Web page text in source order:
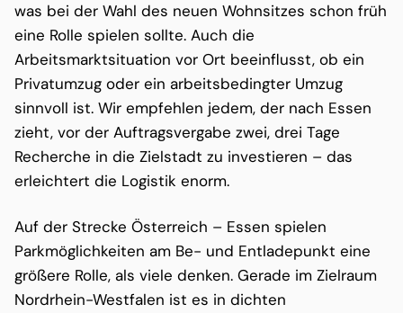
was bei der Wahl des neuen Wohnsitzes schon früh
eine Rolle spielen sollte. Auch die
Arbeitsmarktsituation vor Ort beeinflusst, ob ein
Privatumzug oder ein arbeitsbedingter Umzug
sinnvoll ist. Wir empfehlen jedem, der nach Essen
zieht, vor der Auftragsvergabe zwei, drei Tage
Recherche in die Zielstadt zu investieren – das
erleichtert die Logistik enorm.
Auf der Strecke Österreich – Essen spielen
Parkmöglichkeiten am Be- und Entladepunkt eine
größere Rolle, als viele denken. Gerade im Zielraum
Nordrhein-Westfalen ist es in dichten